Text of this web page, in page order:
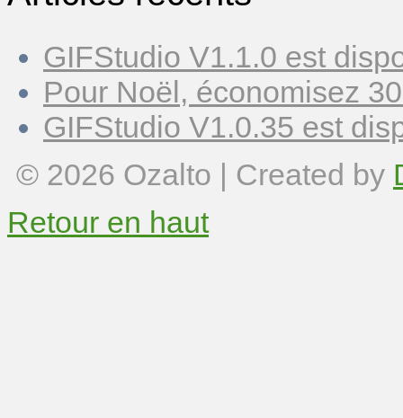
GIFStudio V1.1.0 est
Pour Noël, économisez
GIFStudio V1.0.35 est
© 2026 Ozalto | Created by
Retour en haut